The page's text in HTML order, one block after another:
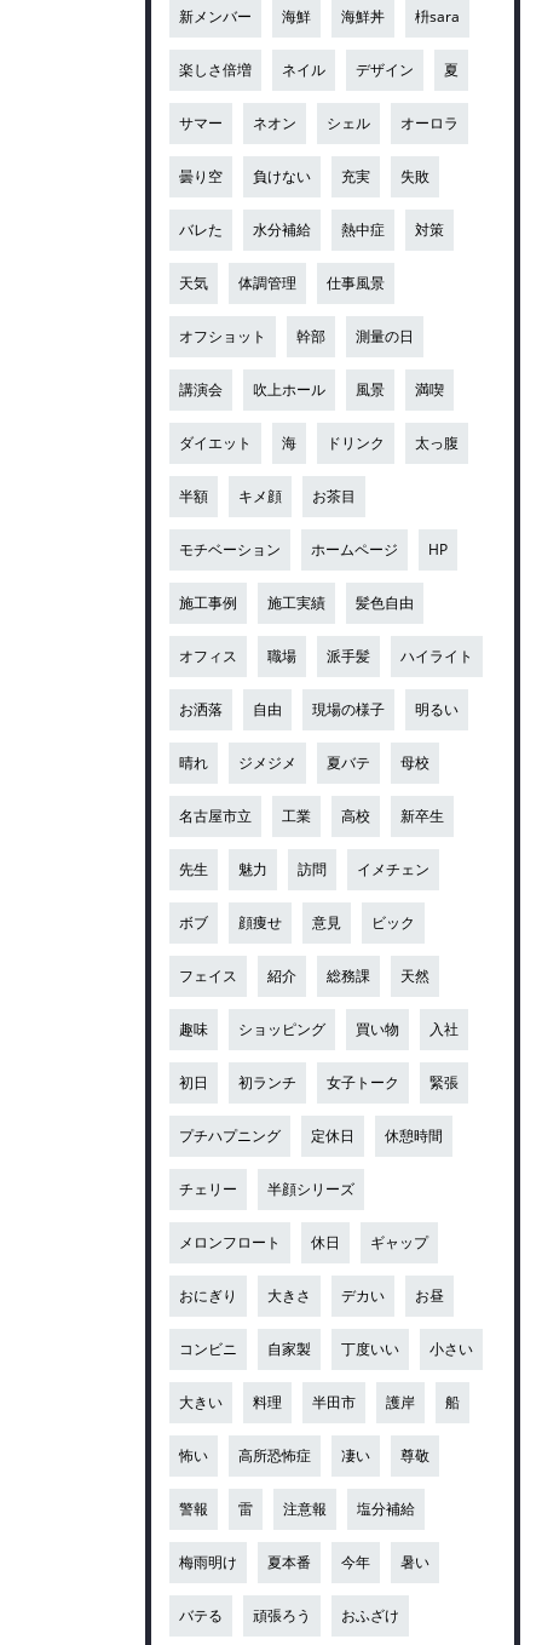
新メンバー 海鮮 海鮮丼 枡sara
楽しさ倍増 ネイル デザイン 夏
サマー ネオン シェル オーロラ
曇り空 負けない 充実 失敗
バレた 水分補給 熱中症 対策
天気 体調管理 仕事風景
オフショット 幹部 測量の日
講演会 吹上ホール 風景 満喫
ダイエット 海 ドリンク 太っ腹
半額 キメ顔 お茶目
モチベーション ホームページ HP
施工事例 施工実績 髪色自由
オフィス 職場 派手髪 ハイライト
お洒落 自由 現場の様子 明るい
晴れ ジメジメ 夏バテ 母校
名古屋市立 工業 高校 新卒生
先生 魅力 訪問 イメチェン
ボブ 顔痩せ 意見 ビック
フェイス 紹介 総務課 天然
趣味 ショッピング 買い物 入社
初日 初ランチ 女子トーク 緊張
プチハプニング 定休日 休憩時間
チェリー 半顔シリーズ
メロンフロート 休日 ギャップ
おにぎり 大きさ デカい お昼
コンビニ 自家製 丁度いい 小さい
大きい 料理 半田市 護岸 船
怖い 高所恐怖症 凄い 尊敬
警報 雷 注意報 塩分補給
梅雨明け 夏本番 今年 暑い
バテる 頑張ろう おふざけ